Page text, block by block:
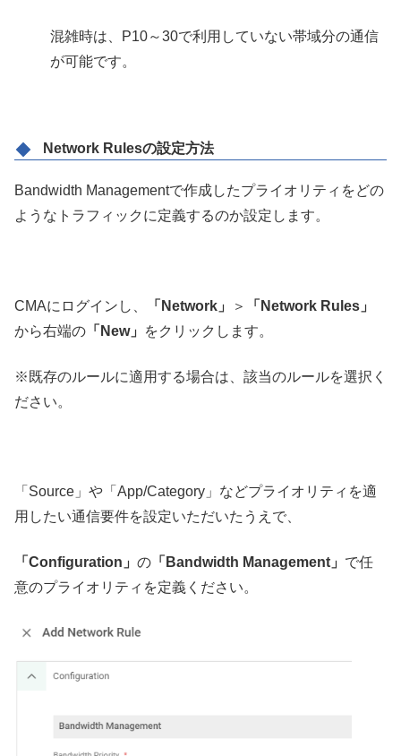
混雑時は、P10～30で利用していない帯域分の通信
が可能です。
Network Rulesの設定方法
Bandwidth Managementで作成したプライオリティをどの
ようなトラフィックに定義するのか設定します。
CMAにログインし、 「Network」 ＞
「Network Rules」
から右端の 「New」 をクリックします。
※既存のルールに適用する場合は、該当のルールを選択く
ださい。
「Source」や「App/Category」などプライオリティを適
用したい通信要件を設定いただいたうえで、
「Configuration」 の 「Bandwidth Management」 で任
意のプライオリティを定義ください。